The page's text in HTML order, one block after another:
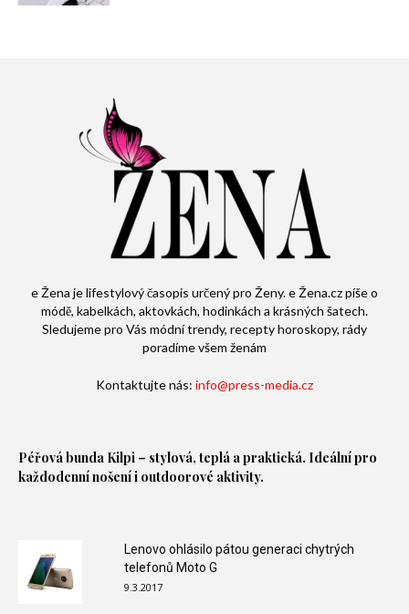
e Žena je lifestylový časopis určený pro Ženy. e Žena.cz píše o
módě, kabelkách, aktovkách, hodinkách a krásných šatech.
Sledujeme pro Vás módní trendy, recepty horoskopy, rády
poradíme všem ženám
Kontaktujte nás: info@press-media.cz
Péřová bunda Kilpi – stylová, teplá a praktická. Ideální pro
každodenní nošení i outdoorové aktivity.
Lenovo ohlásilo pátou generaci chytrých
telefonů Moto G
9.3.2017